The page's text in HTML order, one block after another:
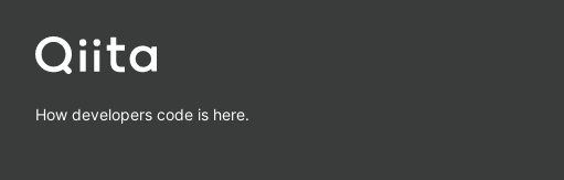
How developers code is here.